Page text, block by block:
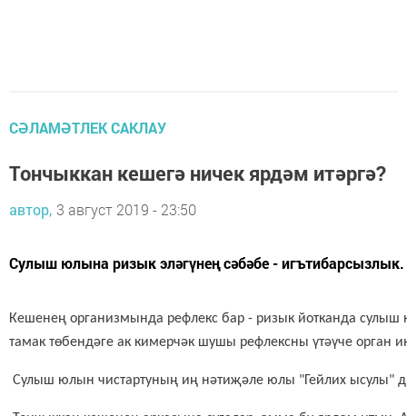
СӘЛАМӘТЛЕК САКЛАУ
Тончыккан кешегә ничек ярдәм итәргә?
автор, 3 август 2019 - 23:50
Сулыш юлына ризык эләгүнең сәбәбе - игътибарсызлык.
Кешенең организмында рефлекс бар - ризык йотканда
тамак төбендәге ак кимерчәк шушы рефлексны үтәүче орган
Сулыш юлын чистартуның иң нәтиҗәле юлы "Гейлих ысулы"